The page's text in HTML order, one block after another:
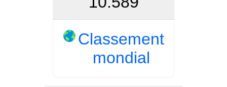
Classement
mondial